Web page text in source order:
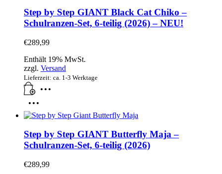
Step by Step GIANT Black Cat Chiko –
Schulranzen-Set, 6-teilig (2026) – NEU!
€289,99
Enthält 19% MwSt.
zzgl. Versand
Lieferzeit: ca. 1-3 Werktage
Step by Step GIANT Butterfly Maja –
Schulranzen-Set, 6-teilig (2026)
€289,99